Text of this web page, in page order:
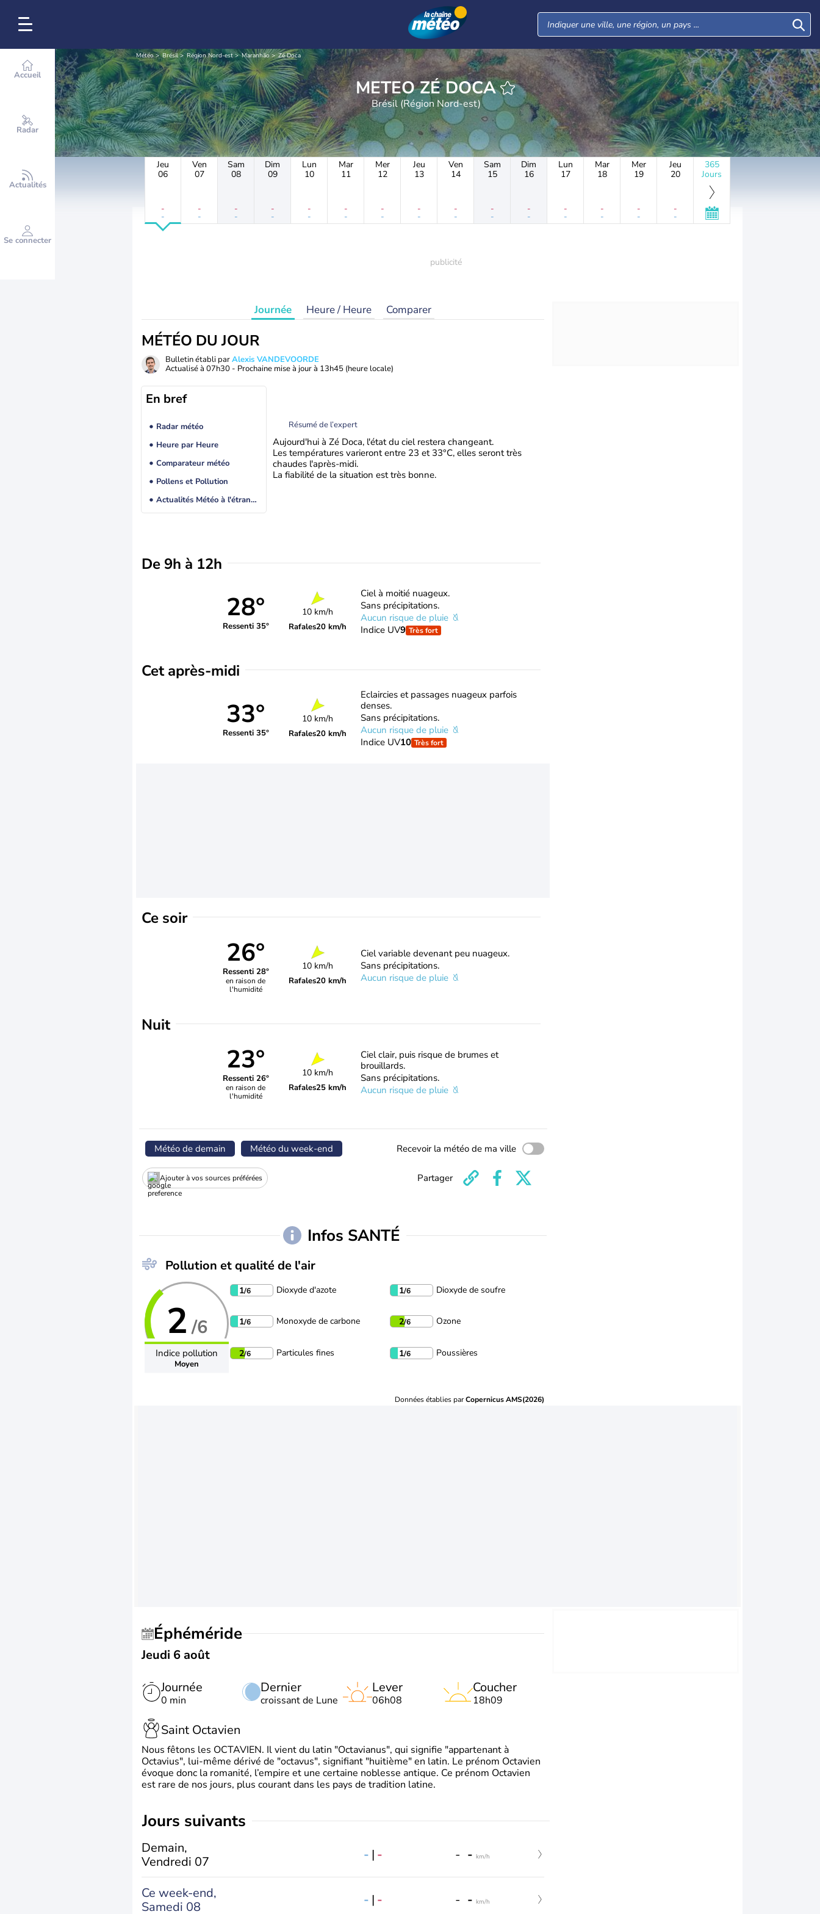
Accueil
Radar
Actualités
Se connecter
Météo Brésil Région Nord-est Maranhão Zé Doca
METEO ZÉ DOCA
Brésil (Région Nord-est)
Jeu
06
-
-
Ven
07
-
-
Sam
08
-
-
Dim
09
-
-
Lun
10
-
-
Mar
11
-
-
Mer
12
-
-
Jeu
13
-
-
Ven
14
-
-
Sam
15
-
-
Dim
16
-
-
Lun
17
-
-
Mar
18
-
-
Mer
19
-
-
Jeu
20
-
-
365
Jours
Journée Heure / Heure Comparer
MÉTÉO DU JOUR
Bulletin établi parAlexis VANDEVOORDE
Actualisé à 07h30 - Prochaine mise à jour à 13h45 (heure locale)
En bref
Radar météo
Heure par Heure
Comparateur météo
Pollens et Pollution
Actualités Météo à l'étranger
Résumé de l’expert
Aujourd'hui à Zé Doca, l'état du ciel restera changeant.
Les températures varieront entre 23 et 33°C, elles seront très
chaudes l'après-midi.
La fiabilité de la situation est très bonne.
De 9h à 12h
28°
Ressenti 35°
10 km/h
Rafales20 km/h
Ciel à moitié nuageux.
Sans précipitations.
Aucun risque de pluie
Indice UV9 Très fort
Cet après-midi
33°
Ressenti 35°
10 km/h
Rafales20 km/h
Eclaircies et passages nuageux parfois
denses.
Sans précipitations.
Aucun risque de pluie
Indice UV10 Très fort
Ce soir
26°
Ressenti 28°
en raison de
l'humidité
10 km/h
Rafales20 km/h
Ciel variable devenant peu nuageux.
Sans précipitations.
Aucun risque de pluie
Nuit
23°
Ressenti 26°
en raison de
l'humidité
10 km/h
Rafales25 km/h
Ciel clair, puis risque de brumes et
brouillards.
Sans précipitations.
Aucun risque de pluie
Météo de demain Météo du week-end Recevoir la météo de ma ville
Ajouter à vos sources préférées Partager
Infos SANTÉ
Pollution et qualité de l'air
2 /6
Indice pollution
Moyen
1/6 Dioxyde d'azote 1/6 Dioxyde de soufre
1/6 Monoxyde de carbone 2/6 Ozone
2/6 Particules fines 1/6 Poussières
Données établies parCopernicus AMS(2026)
Éphéméride
Jeudi 6 août
Journée
0 min
Dernier
croissant de Lune
Lever
06h08
Coucher
18h09
Saint Octavien
Nous fêtons les OCTAVIEN. Il vient du latin "Octavianus", qui signifie "appartenant à
Octavius", lui-même dérivé de "octavus", signifiant "huitième" en latin. Le prénom Octavien
évoque donc la romanité, l’empire et une certaine noblesse antique. Ce prénom Octavien
est rare de nos jours, plus courant dans les pays de tradition latine.
jours suivants
Demain,
Vendredi 07
- | - - - km/h
Ce week-end,
Samedi 08
- | - - - km/h